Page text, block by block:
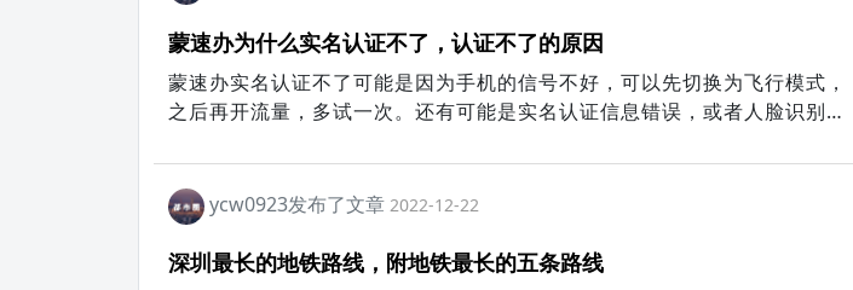
蒙速办为什么实名认证不了，认证不了的原因
蒙速办实名认证不了可能是因为手机的信号不好，可以先切换为飞行模式，
之后再开流量，多试一次。还有可能是实名认证信息错误，或者人脸识别不
子之类的物品。
ycw0923发布了文章 2022-12-22
深圳最长的地铁路线，附地铁最长的五条路线